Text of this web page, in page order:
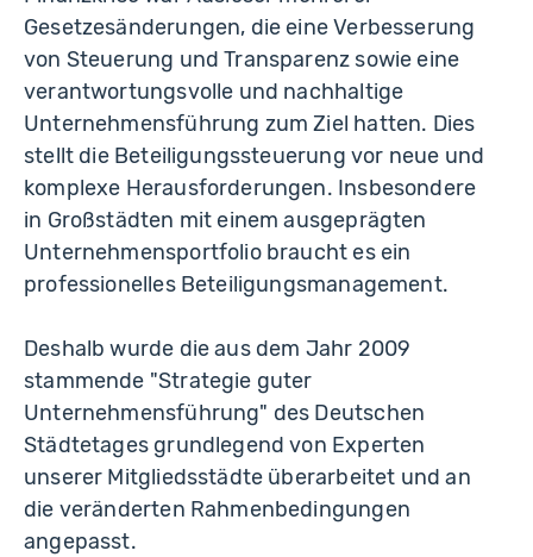
Gesetzesänderungen, die eine Verbesserung
von Steuerung und Transparenz sowie eine
verantwortungsvolle und nachhaltige
Unternehmensführung zum Ziel hatten. Dies
stellt die Beteiligungssteuerung vor neue und
komplexe Herausforderungen. Insbesondere
in Großstädten mit einem ausgeprägten
Unternehmensportfolio braucht es ein
professionelles Beteiligungsmanagement.
Deshalb wurde die aus dem Jahr 2009
stammende "Strategie guter
Unternehmensführung" des Deutschen
Städtetages grundlegend von Experten
unserer Mitgliedsstädte überarbeitet und an
die veränderten Rahmenbedingungen
angepasst.